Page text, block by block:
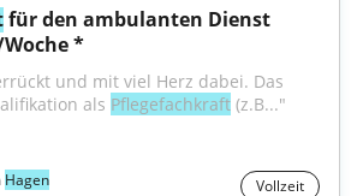
für den ambulanten Dienst
*
und mit viel Herz dabei. Das
als Pflegefachkraft (z.B..."
Hagen Vollzeit